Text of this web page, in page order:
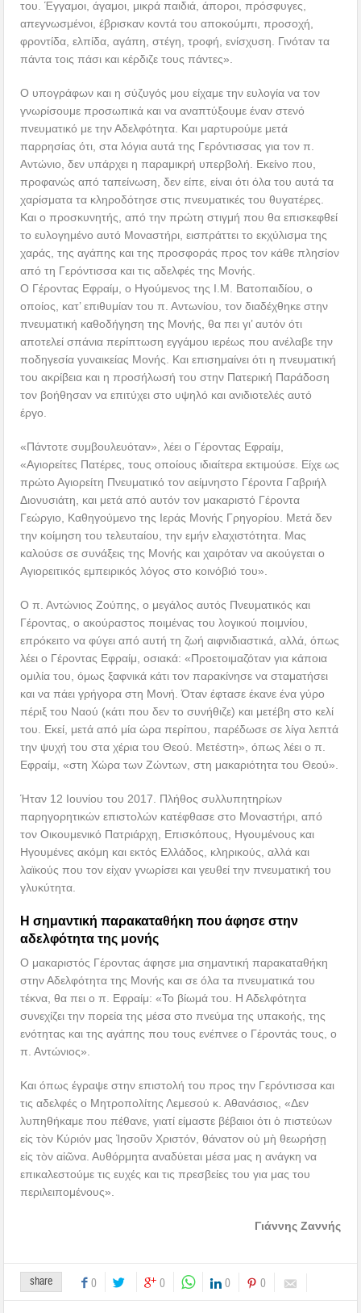
του. Έγγαμοι, άγαμοι, μικρά παιδιά, άποροι, πρόσφυγες,
απεγνωσμένοι, έβρισκαν κοντά του αποκούμπι, προσοχή,
φροντίδα, ελπίδα, αγάπη, στέγη, τροφή, ενίσχυση. Γινόταν τα
πάντα τοις πάσι και κέρδιζε τους πάντες».
Ο υπογράφων και η σύζυγός μου είχαμε την ευλογία να τον
γνωρίσουμε προσωπικά και να αναπτύξουμε έναν στενό
πνευματικό με την Αδελφότητα. Και μαρτυρούμε μετά
παρρησίας ότι, στα λόγια αυτά της Γερόντισσας για τον π.
Αντώνιο, δεν υπάρχει η παραμικρή υπερβολή. Εκείνο που,
προφανώς από ταπείνωση, δεν είπε, είναι ότι όλα του αυτά τα
χαρίσματα τα κληροδότησε στις πνευματικές του θυγατέρες.
Και ο προσκυνητής, από την πρώτη στιγμή που θα επισκεφθεί
το ευλογημένο αυτό Μοναστήρι, εισπράττει το εκχύλισμα της
χαράς, της αγάπης και της προσφοράς προς τον κάθε πλησίον
από τη Γερόντισσα και τις αδελφές της Μονής.
Ο Γέροντας Εφραίμ, ο Ηγούμενος της Ι.Μ. Βατοπαιδίου, ο
οποίος, κατ’ επιθυμίαν του π. Αντωνίου, τον διαδέχθηκε στην
πνευματική καθοδήγηση της Μονής, θα πει γι’ αυτόν ότι
αποτελεί σπάνια περίπτωση εγγάμου ιερέως που ανέλαβε την
ποδηγεσία γυναικείας Μονής. Και επισημαίνει ότι η πνευματική
του ακρίβεια και η προσήλωσή του στην Πατερική Παράδοση
τον βοήθησαν να επιτύχει στο υψηλό και ανιδιοτελές αυτό
έργο.
«Πάντοτε συμβουλευόταν», λέει ο Γέροντας Εφραίμ,
«Αγιορείτες Πατέρες, τους οποίους ιδιαίτερα εκτιμούσε. Είχε ως
πρώτο Αγιορείτη Πνευματικό τον αείμνηστο Γέροντα Γαβριήλ
Διονυσιάτη, και μετά από αυτόν τον μακαριστό Γέροντα
Γεώργιο, Καθηγούμενο της Ιεράς Μονής Γρηγορίου. Μετά δεν
την κοίμηση του τελευταίου, την εμήν ελαχιστότητα. Μας
καλούσε σε συνάξεις της Μονής και χαιρόταν να ακούγεται ο
Αγιορειτικός εμπειρικός λόγος στο κοινόβιό του».
Ο π. Αντώνιος Ζούπης, ο μεγάλος αυτός Πνευματικός και
Γέροντας, ο ακούραστος ποιμένας του λογικού ποιμνίου,
επρόκειτο να φύγει από αυτή τη ζωή αιφνιδιαστικά, αλλά, όπως
λέει ο Γέροντας Εφραίμ, οσιακά: «Προετοιμαζόταν για κάποια
ομιλία του, όμως ξαφνικά κάτι τον παρακίνησε να σταματήσει
και να πάει γρήγορα στη Μονή. Όταν έφτασε έκανε ένα γύρο
πέριξ του Ναού (κάτι που δεν το συνήθιζε) και μετέβη στο κελί
του. Εκεί, μετά από μία ώρα περίπου, παρέδωσε σε λίγα λεπτά
την ψυχή του στα χέρια του Θεού. Μετέστη», όπως λέει ο π.
Εφραίμ, «στη Χώρα των Ζώντων, στη μακαριότητα του Θεού».
Ήταν 12 Ιουνίου του 2017. Πλήθος συλλυπητηρίων
παρηγορητικών επιστολών κατέφθασε στο Μοναστήρι, από
τον Οικουμενικό Πατριάρχη, Επισκόπους, Ηγουμένους και
Ηγουμένες ακόμη και εκτός Ελλάδος, κληρικούς, αλλά και
λαϊκούς που τον είχαν γνωρίσει και γευθεί την πνευματική του
γλυκύτητα.
Η σημαντική παρακαταθήκη που άφησε στην
αδελφότητα της μονής
Ο μακαριστός Γέροντας άφησε μια σημαντική παρακαταθήκη
στην Αδελφότητα της Μονής και σε όλα τα πνευματικά του
τέκνα, θα πει ο π. Εφραίμ: «Το βίωμά του. Η Αδελφότητα
συνεχίζει την πορεία της μέσα στο πνεύμα της υπακοής, της
ενότητας και της αγάπης που τους ενέπνεε ο Γέροντάς τους, ο
π. Αντώνιος».
Και όπως έγραψε στην επιστολή του προς την Γερόντισσα και
τις αδελφές ο Μητροπολίτης Λεμεσού κ. Αθανάσιος, «Δεν
λυπηθήκαμε που πέθανε, γιατί είμαστε βέβαιοι ότι ὁ πιστεύων
εἰς τὸν Κύριόν μας Ἰησοῦν Χριστόν, θάνατον οὐ μὴ θεωρήσῃ
εἰς τὸν αἰῶνα. Αυθόρμητα αναδύεται μέσα μας η ανάγκη να
επικαλεστούμε τις ευχές και τις πρεσβείες του για μας του
περιλειπομένους».
Γιάννης Ζαννής
share 0 0 0 0